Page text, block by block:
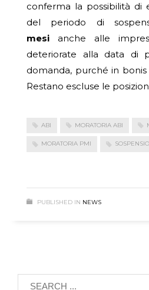
conferma la possibilità di
del periodo di
mesi anche alle
deteriorate alla data di
domanda, purché in bonis
Restano escluse le
ABI MORATORIA ABI
MORATORIA PMI
PUBLISHED IN NEWS